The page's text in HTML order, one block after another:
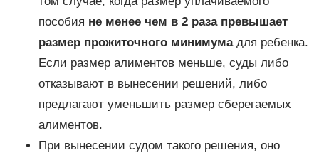
пособия не менее чем в 2 раза превышает
размер прожиточного минимумадля ребенка.
Если размер алиментов меньше, суды либо
отказывают в вынесении решений, либо
предлагают уменьшить размер сберегаемых
алиментов.
При вынесении судом такого решения, оно